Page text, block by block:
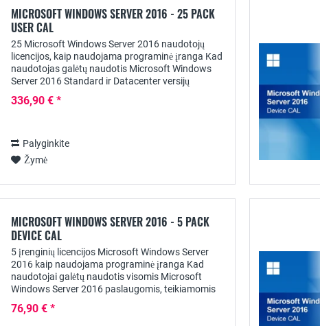
MICROSOFT WINDOWS SERVER 2016 - 25 PACK
USER CAL
25 Microsoft Windows Server 2016 naudotojų
licencijos, kaip naudojama programinė įranga Kad
naudotojas galėtų naudotis Microsoft Windows
Server 2016 Standard ir Datacenter versijų
reikia...
336,90 € *
Palyginkite
Žymė
MICROSOFT WINDOWS SERVER 2016 - 5 PACK
DEVICE CAL
5 įrenginių licencijos Microsoft Windows Server
2016 kaip naudojama programinė įranga Kad
naudotojai galėtų naudotis visomis Microsoft
Windows Server 2016 paslaugomis, teikiamomis
licencijos...
76,90 € *